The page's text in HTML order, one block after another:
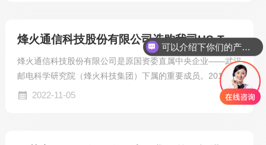
烽火通信科技股份有限公司选购我司HS-TH-3500炭黑含量测试仪
烽火通信科技股份有限公司是原国资委直属中央企业——武汉
邮电科学研究院（烽火科技集团）下属的重要成员。2018
年，原国务院国资委直属两大中央企业——武汉邮电科学研究
院（烽火科技集团）与电信科学技术研究院（大唐电信科技产
2022-11-05
可以介绍下你们的产品么？